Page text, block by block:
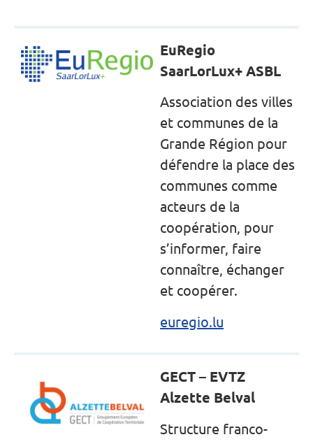
EuRegio
SaarLorLux+ ASBL
Association des villes
et communes de la
Grande Région pour
défendre la place des
communes comme
acteurs de la
coopération, pour
s’informer, faire
connaître, échanger
et coopérer.
euregio.lu
GECT – EVTZ
Alzette Belval
Structure franco-